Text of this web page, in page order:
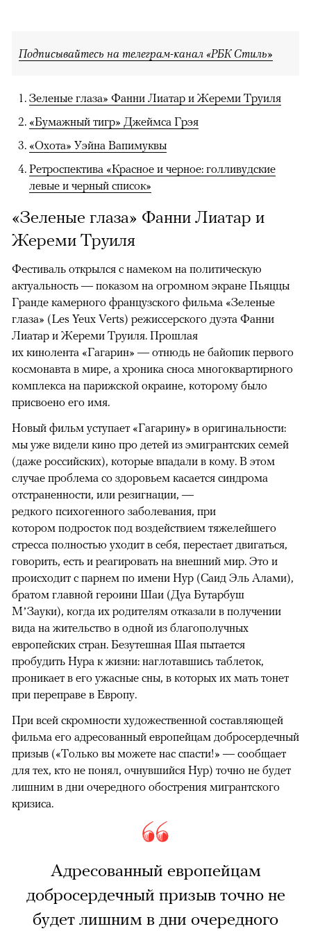
Подписывайтесь на телеграм-канал «РБК Стиль»
Зеленые глаза» Фанни Лиатар и Жереми Труиля
«Бумажный тигр» Джеймса Грэя
«Охота» Уэйна Вапимуквы
Ретроспектива «Красное и черное: голливудские
левые и черный список»
«Зеленые глаза» Фанни Лиатар и
Жереми Труиля
Фестиваль открылся с намеком на политическую
актуальность — показом на огромном экране Пьяццы
Гранде камерного французского фильма «Зеленые
глаза» (Les Yeux Verts) режиссерского дуэта Фанни
Лиатар и Жереми Труиля. Прошлая
их кинолента «Гагарин» — отнюдь не байопик первого
космонавта в мире, а хроника сноса многоквартирного
комплекса на парижской окраине, которому было
присвоено его имя.
Новый фильм уступает «Гагарину» в оригинальности:
мы уже видели кино про детей из эмигрантских семей
(даже российских), которые впадали в кому. В этом
случае проблема со здоровьем касается синдрома
отстраненности, или резигнации, —
редкого психогенного заболевания, при
котором подросток под воздействием тяжелейшего
стресса полностью уходит в себя, перестает двигаться,
говорить, есть и реагировать на внешний мир. Это и
происходит с парнем по имени Нур (Саид Эль Алами),
братом главной героини Шаи (Дуа Бутарбуш
М’Зауки), когда их родителям отказали в получении
вида на жительство в одной из благополучных
европейских стран. Безутешная Шая пытается
пробудить Нура к жизни: наглотавшись таблеток,
проникает в его ужасные сны, в которых их мать тонет
при переправе в Европу.
При всей скромности художественной составляющей
фильма его адресованный европейцам добросердечный
призыв («Только вы можете нас спасти!» — сообщает
для тех, кто не понял, очнувшийся Нур) точно не будет
лишним в дни очередного обострения мигрантского
кризиса.
Адресованный европейцам
добросердечный призыв точно не
будет лишним в дни очередного